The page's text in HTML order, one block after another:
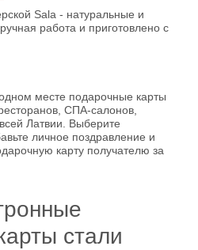
Sala - натуральные и
работа и приготовлено с
месте подарочные карты
СПА-салонов,
Латвии. Выберите
личное поздравление и
карту получателю за
стали